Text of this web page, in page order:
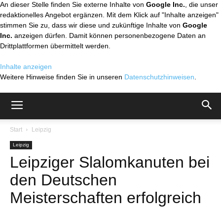
An dieser Stelle finden Sie externe Inhalte von Google Inc. , die unser
redaktionelles Angebot ergänzen. Mit dem Klick auf "Inhalte anzeigen"
stimmen Sie zu, dass wir diese und zukünftige Inhalte von Google
Inc. anzeigen dürfen. Damit können personenbezogene Daten an
Drittplattformen übermittelt werden.
Inhalte anzeigen
Weitere Hinweise finden Sie in unseren Datenschutzhinweisen
Start Leipzig
Leipzig
Leipziger Slalomkanuten bei
den Deutschen
Meisterschaften erfolgreich